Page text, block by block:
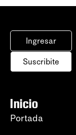
Ingresar
Suscribite
Inicio
Portada